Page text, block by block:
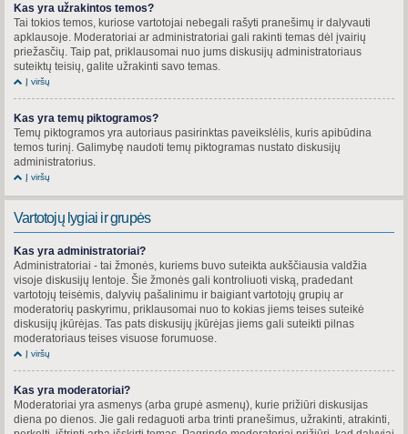
Kas yra užrakintos temos?
Tai tokios temos, kuriose vartotojai nebegali rašyti pranešimų ir dalyvauti
apklausoje. Moderatoriai ar administratoriai gali rakinti temas dėl įvairių
priežasčių. Taip pat, priklausomai nuo jums diskusijų administratoriaus
suteiktų teisių, galite užrakinti savo temas.
Į viršų
Kas yra temų piktogramos?
Temų piktogramos yra autoriaus pasirinktas paveikslėlis, kuris apibūdina
temos turinį. Galimybę naudoti temų piktogramas nustato diskusijų
administratorius.
Į viršų
Vartotojų lygiai ir grupės
Kas yra administratoriai?
Administratoriai - tai žmonės, kuriems buvo suteikta aukščiausia valdžia
visoje diskusijų lentoje. Šie žmonės gali kontroliuoti viską, pradedant
vartotojų teisėmis, dalyvių pašalinimu ir baigiant vartotojų grupių ar
moderatorių paskyrimu, priklausomai nuo to kokias jiems teises suteikė
diskusijų įkūrėjas. Tas pats diskusijų įkūrėjas jiems gali suteikti pilnas
moderatoriaus teises visuose forumuose.
Į viršų
Kas yra moderatoriai?
Moderatoriai yra asmenys (arba grupė asmenų), kurie prižiūri diskusijas
diena po dienos. Jie gali redaguoti arba trinti pranešimus, užrakinti, atrakinti,